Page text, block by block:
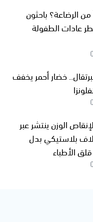
الرضاعة؟ باحثون
عادات الطفولة
خضار أحمر يخفف
الوزن ينتشر عبر
بلاستيكي بدل
الأطباء